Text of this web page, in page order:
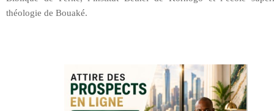
théologie de Bouaké.